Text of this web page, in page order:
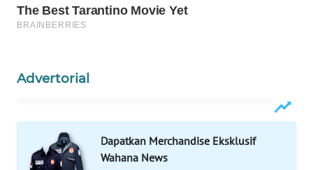
Advertorial
Dapatkan Merchandise Eksklusif
Wahana News
WN
WN
WN
MANDALIKA